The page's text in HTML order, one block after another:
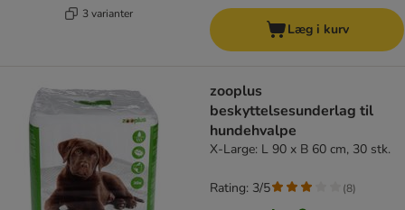
3 varianter
Læg i kurv
zooplus
beskyttelsesunderlag til
hundehvalpe
X-Large: L 90 x B 60 cm, 30 stk.
Rating: 3/5 (8)